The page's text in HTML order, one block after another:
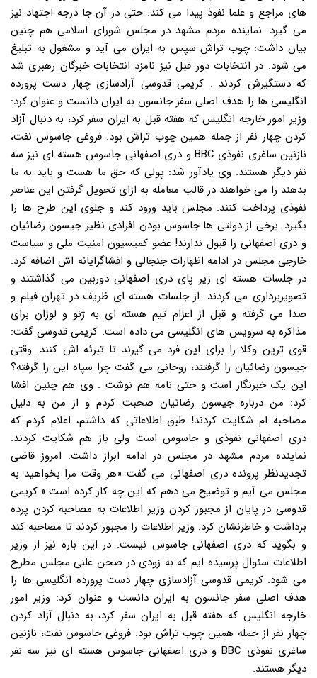
های مراجع و علما نفوذ پیدا می کند. حتی در آن جا درجه اجتهاد نیز
می گیرد. نماینده مردم مشهد در مجلس شورای اسلامی هم چنین
بیان داشت: چوب تراش سپس به ایران می آید و مشغول به تبلیغ
می شود. در انتخابات دور قبل نیز نامزد انتخابات خبرگان رهبری شد
که دستگیرش کردند . کریمی قدوسی آزادسازی چهار دست پرورده
انگلیسی ها را هدف اصلی سفر جانسون به ایران دانست و عنوان کرد:
وزیر امور خارجه انگلیس که هفته قبل به ایران سفر کرد، به دنبال آزاد
کردن چهار نفر از جمله همین چوب تراش بود. فروغی جاسوس نفت،
نازنین ساغری نفوذی BBC و دری اصفهانی جاسوس هسته ای نیز سه
نفر دیگر هستند. وی یادآور شد: پولی که حق ما هست و باید به ما
بدهند را می خواهند در قالب معامله به ازای تحویل گرفتن این عناصر
نفوذی پرداخت کنند. مجلس باید ورود کند و جلوی این طرح ها را
بگیرد. برخی از دولتی ها جاسوس بودن افرادی نظیر جیسون رضائیان
و دری اصفهانی را قبول ندارند! عضو کمیسیون امنیت ملی و سیاست
خارجی مجلس در ادامه اظهارات جنجالی و افشاگرایانه اش اضافه کرد:
در جلسات هسته ای زیر پای دری اصفهانی دوربین می گذاشتند و
تصویربرداری می کردند. از جلسات هسته ای ظریف در تهران فیلم و
صدا می گرفته و قبل از اعزام تیم هسته ای به ژنو و لوزان برای
مذاکره به سرویس های انگلیسی می داده است. کریمی قدوسی گفت:
قوی ترین وکلا را برای این فرد می گیرند تا تبرئه اش کنند. وقتی
جیسون رضائیان را گرفتند، روحانی می گفت چرا سپاه این را گرفته؟
این یک خبرنگار است و حتی نامه هم نوشت . وی هم چنین افشا
کرد: من درباره جیسون رضائیان صحبت کردم و از من به دلیل
مصاحبه ام شکایت کردند! طبق اطلاعاتی که داشتم، اعلام کردم که
دری اصفهانی نفوذی و جاسوس است ولی باز هم شکایت کردند.
نماینده مردم مشهد در مجلس در ادامه ابراز داشت: امروز قاضی
تجدیدنظر پرونده دری اصفهانی می گفت «هر وقت مرا بخواهید به
مجلس می آیم و توضیح می دهم که این چه کار کرده است.» کریمی
قدوسی در پایان از مجبور کردن وزیر اطلاعات به مصاحبه کردن پرده
برداشت و خاطرنشان کرد: وزیر اطلاعات را مجبور کردند تا مصاحبه کند
و بگوید که دری اصفهانی جاسوس نیست. در این باره نیز از وزیر
اطلاعات سئوال پرسیده ایم که به زودی در صحن علنی مجلس مطرح
می شود. کریمی قدوسی آزادسازی چهار دست پرورده انگلیسی ها را
هدف اصلی سفر جانسون به ایران دانست و عنوان کرد: وزیر امور
خارجه انگلیس که هفته قبل به ایران سفر کرد، به دنبال آزاد کردن
چهار نفر از جمله همین چوب تراش بود. فروغی جاسوس نفت، نازنین
ساغری نفوذی BBC و دری اصفهانی جاسوس هسته ای نیز سه نفر
دیگر هستند.